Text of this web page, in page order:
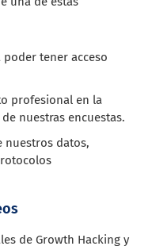
poder tener acceso
profesional en la
nuestras encuestas.
nuestros datos,
de Growth Hacking y